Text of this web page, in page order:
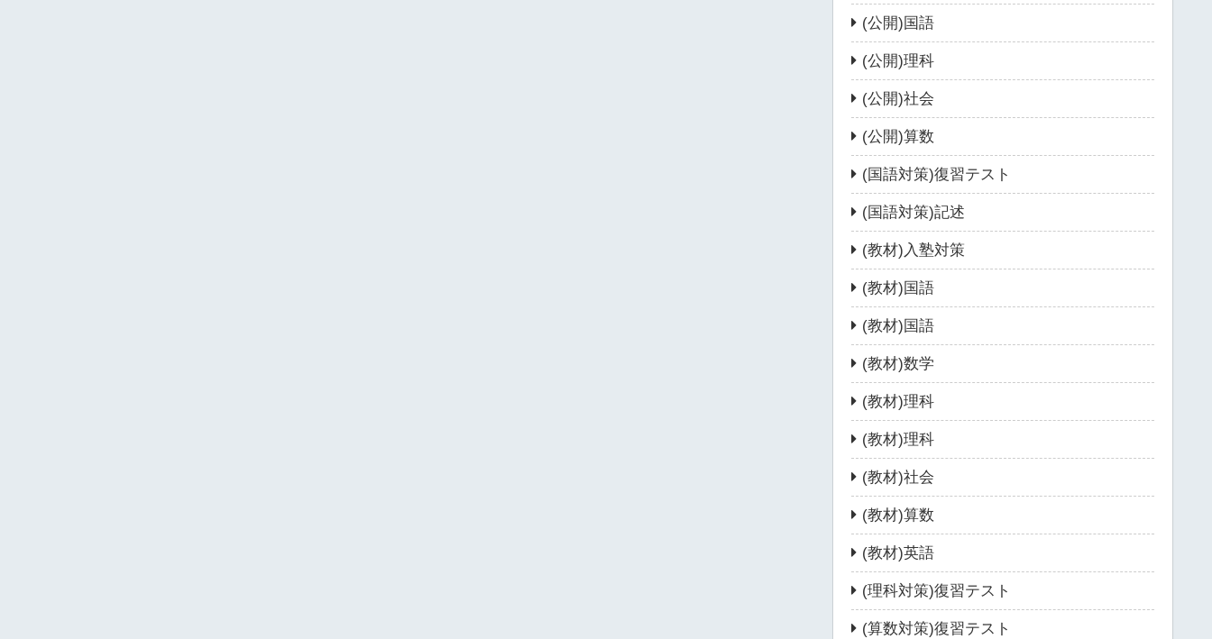
(公開)国語
(公開)理科
(公開)社会
(公開)算数
(国語対策)復習テスト
(国語対策)記述
(教材)入塾対策
(教材)国語
(教材)国語
(教材)数学
(教材)理科
(教材)理科
(教材)社会
(教材)算数
(教材)英語
(理科対策)復習テスト
(算数対策)復習テスト